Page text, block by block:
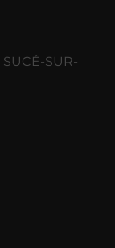
SUCÉ-SUR-